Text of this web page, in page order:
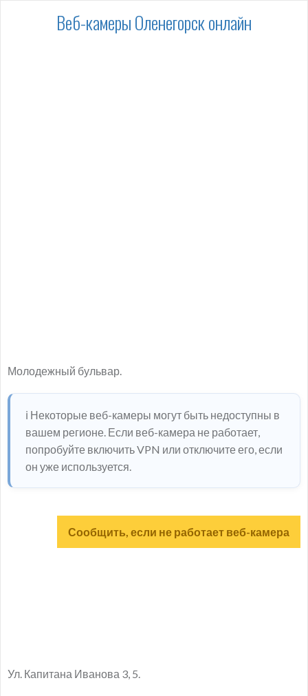
Веб-камеры Оленегорск онлайн
Молодежный бульвар.
ℹ️ Некоторые веб-камеры могут быть недоступны в
вашем регионе. Если веб-камера не работает,
попробуйте включить VPN или отключите его, если
он уже используется.
Сообщить, если не работает веб-камера
Ул. Капитана Иванова 3, 5.